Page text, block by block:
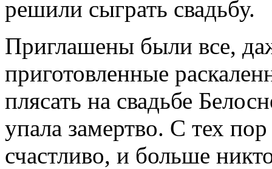
решили сыграть свадьбу.
Приглашены были все,
приготовленные
плясать на свадьбе
упала замертво. С тех
счастливо, и больше